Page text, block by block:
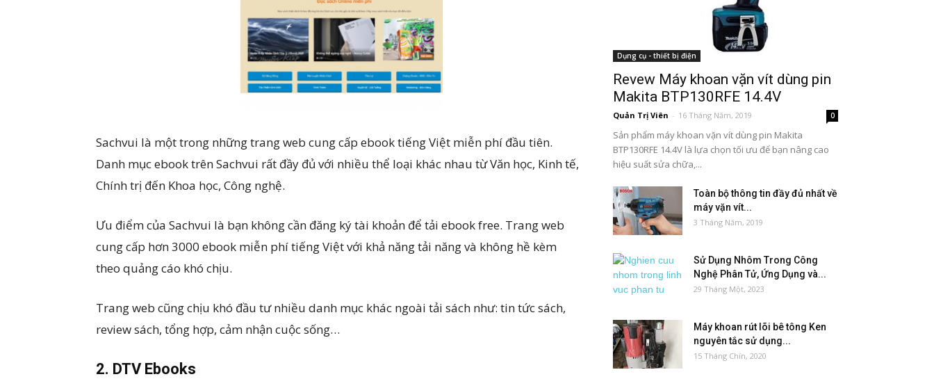
Sachvui là một trong những trang web cung cấp ebook tiếng Việt miễn phí đầu tiên.
Danh mục ebook trên Sachvui rất đầy đủ với nhiều thể loại khác nhau từ Văn học, Kinh tế,
Chính trị đến Khoa học, Công nghệ.
Ưu điểm của Sachvui là bạn không cần đăng ký tài khoản để tải ebook free. Trang web
cung cấp hơn 3000 ebook miễn phí tiếng Việt với khả năng tải năng và không hề kèm
theo quảng cáo khó chịu.
Trang web cũng chịu khó đầu tư nhiều danh mục khác ngoài tải sách như: tin tức sách,
review sách, tổng hợp, cảm nhận cuộc sống…
2. DTV Ebooks
Dụng cụ - thiết bị điện
Revew Máy khoan vặn vít dùng pin
Makita BTP130RFE 14.4V
Quản Trị Viên - 16 Tháng Năm, 2019 0
Sản phẩm máy khoan vặn vít dùng pin Makita
BTP130RFE 14.4V là lựa chọn tối ưu để bạn nâng cao
hiệu suất sửa chữa,...
Toàn bộ thông tin đầy đủ nhất về
máy vặn vít...
3 Tháng Năm, 2019
Sử Dụng Nhôm Trong Công
Nghệ Phân Tử, Ứng Dụng và...
29 Tháng Một, 2023
Máy khoan rút lõi bê tông Ken
nguyên tắc sử dụng...
15 Tháng Chín, 2020